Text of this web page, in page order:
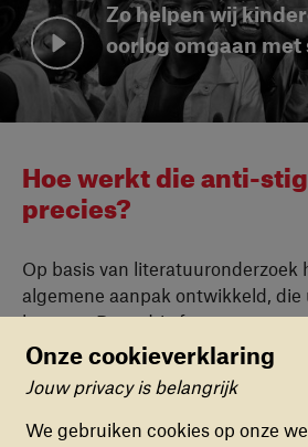
Bekijk video
Zo helpen wij
oorlog omgaan
Hoe werkt die anti-
precies?
Op basis van literatuuronderzoek
algemene aanpak ontwikkeld, die
bestaat. Deze drie fasen zorgen
algemene aanpak kunnen
een specifiek gebied. Zo spelen
in op de lokale situatie.
In de eerste fase brengen we de
Cookievoorkeuren
Onze cookieverklaring
Jouw privacy is belangrijk
We gebruiken cookies op onze